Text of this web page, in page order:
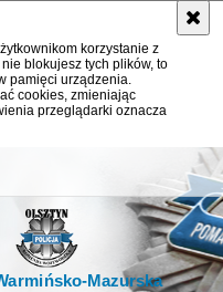
korzystanie z
blokujesz tych plików, to
pamięci urządzenia.
cookies, zmieniając
przeglądarki oznacza
Mazurska